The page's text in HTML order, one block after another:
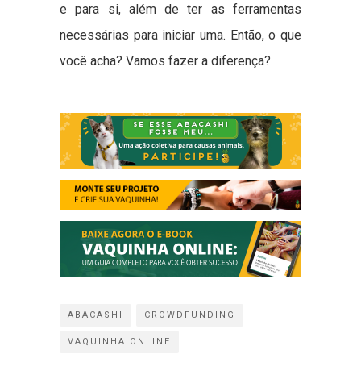
e para si, além de ter as ferramentas
necessárias para iniciar uma. Então, o que
você acha? Vamos fazer a diferença?
ABACASHI CROWDFUNDING
VAQUINHA ONLINE